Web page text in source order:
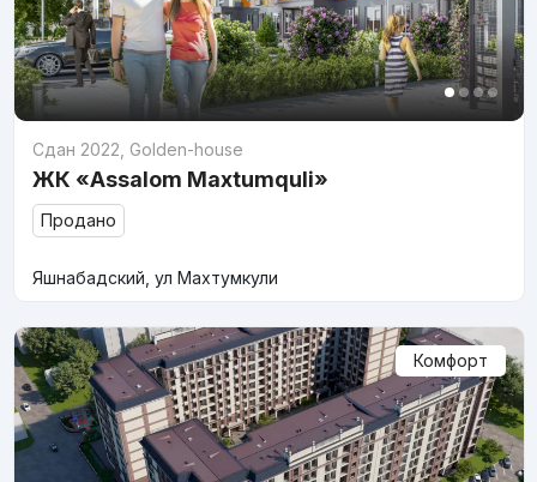
Сдан 2022 Golden-house
ЖК «Assalom Maxtumquli»
Продано
Яшнабадский, ул Махтумкули
Комфорт